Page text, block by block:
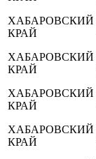
ХАБАРОВСКИЙ
КРАЙ
ХАБАРОВСКИЙ
КРАЙ
ХАБАРОВСКИЙ
КРАЙ
ХАБАРОВСКИЙ
КРАЙ